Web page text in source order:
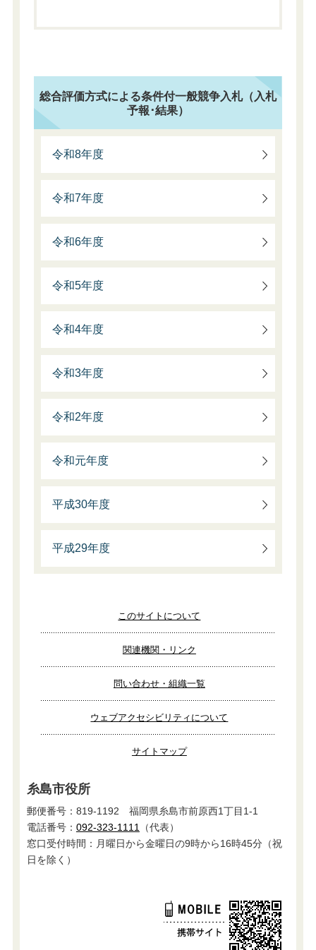
総合評価方式による条件付一般競争入札（入札
予報･結果）
令和8年度
令和7年度
令和6年度
令和5年度
令和4年度
令和3年度
令和2年度
令和元年度
平成30年度
平成29年度
このサイトについて
関連機関・リンク
問い合わせ・組織一覧
ウェブアクセシビリティについて
サイトマップ
糸島市役所
郵便番号：819-1192 福岡県糸島市前原西1丁目1-1
電話番号： 092-323-1111
（代表）
窓口受付時間：月曜日から金曜日の9時から16時45分（祝
日を除く）